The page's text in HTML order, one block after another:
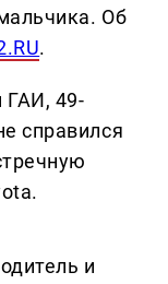
Об
.
49-
справился
и